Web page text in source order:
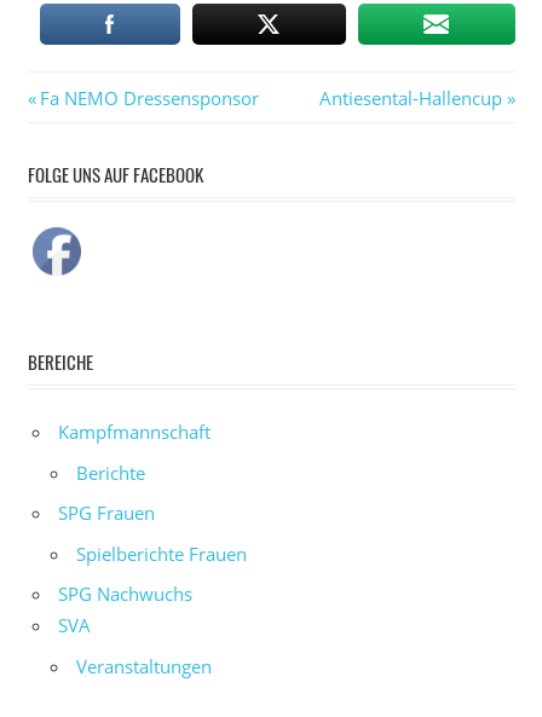
Beitragsnavigation
Vorheriger
Fa NEMO Dressensponsor
Nächster
Antiesental-Hallencup
FOLGE UNS AUF FACEBOOK
BEREICHE
Kampfmannschaft
Berichte
SPG Frauen
Spielberichte Frauen
SPG Nachwuchs
SVA
Veranstaltungen